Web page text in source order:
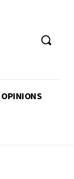
OPINIONS